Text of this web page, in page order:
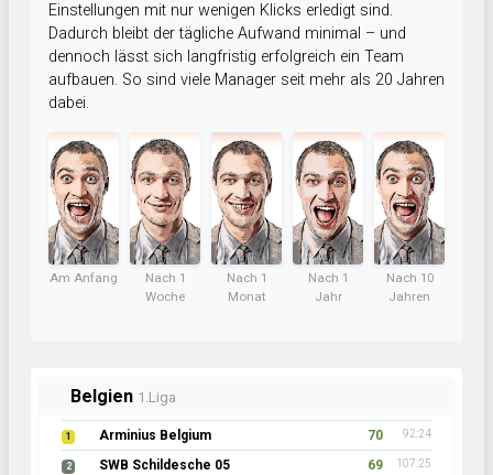
Einstellungen mit nur wenigen Klicks erledigt sind.
Dadurch bleibt der tägliche Aufwand minimal – und
dennoch lässt sich langfristig erfolgreich ein Team
aufbauen. So sind viele Manager seit mehr als 20 Jahren
dabei.
Am Anfang
Nach 1
Woche
Nach 1
Monat
Nach 1
Jahr
Nach 10
Jahren
Belgien 1.Liga
1 Arminius Belgium 70 92:24
2 SWB Schildesche 05 69 107:25